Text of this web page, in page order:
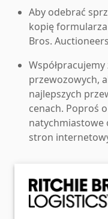
Aby odebrać
kopię
Bros.
przewozowych,
najlepszych
cenach. Poproś
natychmiastowe
stron